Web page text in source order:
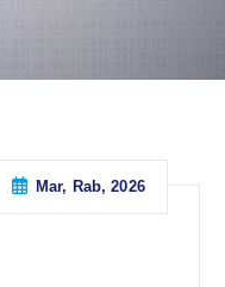
Mar, Rab, 2026